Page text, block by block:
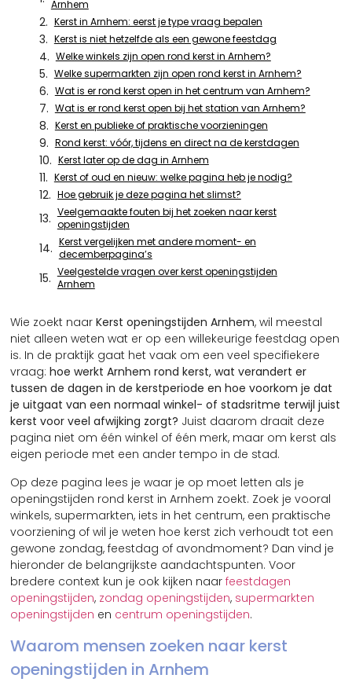
Wie zoekt naarKerst openingstijden Arnhem, wil meestal
niet alleen weten wat er op een willekeurige feestdag open
is. In de praktijk gaat het vaak om een veel specifiekere
vraag:hoe werkt Arnhem rond kerst, wat verandert er
tussen de dagen in de kerstperiode en hoe voorkom je dat
je uitgaat van een normaal winkel- of stadsritme terwijl juist
kerst voor veel afwijking zorgt? Juist daarom draait deze
pagina niet om één winkel of één merk, maar om kerst als
eigen periode met een ander tempo in de stad.
Op deze pagina lees je waar je op moet letten als je
openingstijden rond kerst in Arnhem zoekt. Zoek je vooral
winkels, supermarkten, iets in het centrum, een praktische
voorziening of wil je weten hoe kerst zich verhoudt tot een
gewone zondag, feestdag of avondmoment? Dan vind je
hieronder de belangrijkste aandachtspunten. Voor
bredere context kun je ook kijken naarfeestdagen
openingstijden, zondag openingstijden, supermarkten
openingstijden en centrum openingstijden.
Waarom mensen zoeken naar kerst
openingstijden in Arnhem
Arnhem
Kerst in Arnhem: eerst je type vraag bepalen
Kerst is niet hetzelfde als een gewone feestdag
Welke winkels zijn open rond kerst in Arnhem?
Welke supermarkten zijn open rond kerst in Arnhem?
Wat is er rond kerst open in het centrum van Arnhem?
Wat is er rond kerst open bij het station van Arnhem?
Kerst en publieke of praktische voorzieningen
Rond kerst: vóór, tijdens en direct na de kerstdagen
Kerst later op de dag in Arnhem
Kerst of oud en nieuw: welke pagina heb je nodig?
Hoe gebruik je deze pagina het slimst?
Veelgemaakte fouten bij het zoeken naar kerst
openingstijden
Kerst vergelijken met andere moment- en
decemberpagina’s
Veelgestelde vragen over kerst openingstijden
Arnhem